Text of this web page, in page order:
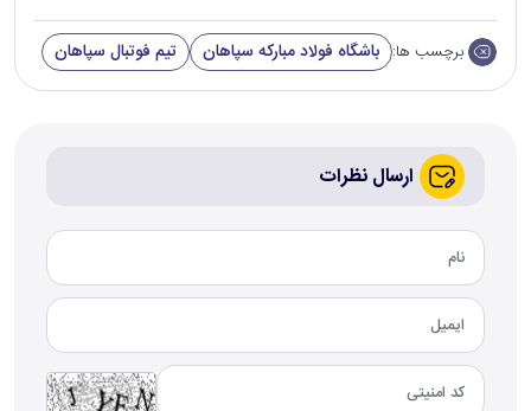
برچسب ها: باشگاه فولاد مبارکه سپاهان تیم فوتبال سپاهان
ارسال نظرات